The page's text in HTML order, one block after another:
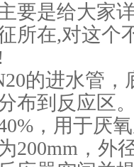
是给大家
所在,对这个
的进水管，
布到反应区
，用于厌
200mm，外